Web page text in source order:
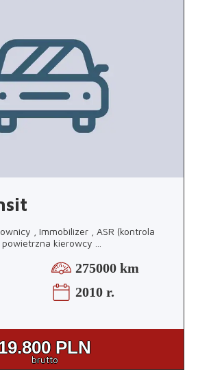
, Immobilizer , ASR (kontrola
kierowcy
275000 km
2010 r.
PLN
brutto